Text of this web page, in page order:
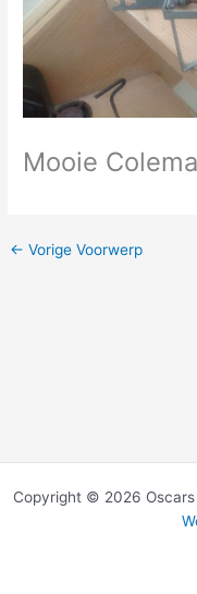
Mooie
← Vorige Voorwerp
Copyright © 2026